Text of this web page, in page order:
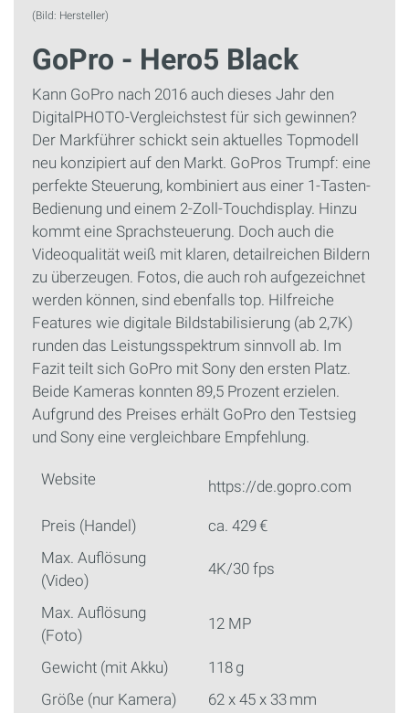
(Bild: Hersteller)
GoPro - Hero5 Black
Kann GoPro nach 2016 auch dieses Jahr den
DigitalPHOTO-Vergleichstest für sich gewinnen?
Der Markführer schickt sein aktuelles Topmodell
neu konzipiert auf den Markt. GoPros Trumpf: eine
perfekte Steuerung, kombiniert aus einer 1-Tasten-
Bedienung und einem 2-Zoll-Touchdisplay. Hinzu
kommt eine Sprachsteuerung. Doch auch die
Videoqualität weiß mit klaren, detailreichen Bildern
zu überzeugen. Fotos, die auch roh aufgezeichnet
werden können, sind ebenfalls top. Hilfreiche
Features wie digitale Bildstabilisierung (ab 2,7K)
runden das Leistungsspektrum sinnvoll ab. Im
Fazit teilt sich GoPro mit Sony den ersten Platz.
Beide Kameras konnten 89,5 Prozent erzielen.
Aufgrund des Preises erhält GoPro den Testsieg
und Sony eine vergleichbare Empfehlung.
Website https://de.gopro.com
Preis (Handel)
ca. 429 €
Max. Auflösung
(Video)
4K/30 fps
Max. Auflösung
(Foto)
12 MP
Gewicht (mit Akku)
118 g
Größe (nur Kamera)
62 x 45 x 33 mm